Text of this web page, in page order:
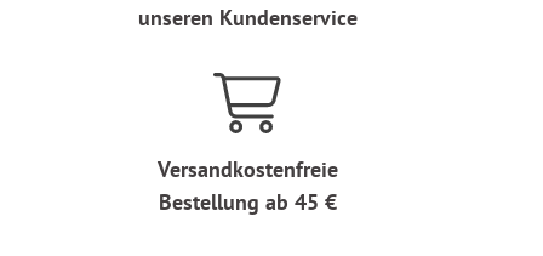
unseren Kundenservice
Versandkostenfreie
Bestellung ab 45 €